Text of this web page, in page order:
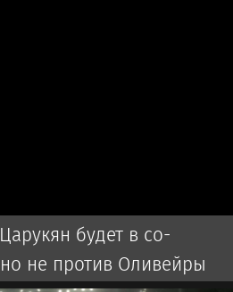
будет в со-
не против Оливейры